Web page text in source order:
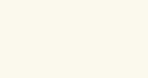
mostrar publicidad relevante
en la identificación única de